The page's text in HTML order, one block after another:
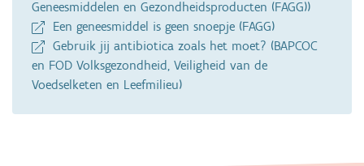
Geneesmiddelen en Gezondheidsproducten (FAGG))
Een geneesmiddel is geen snoepje (FAGG)
Gebruik jij antibiotica zoals het moet? (BAPCOC
en FOD Volksgezondheid, Veiligheid van de
Voedselketen en Leefmilieu)